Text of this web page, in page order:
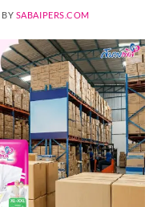
BY SABAIPERS.COM